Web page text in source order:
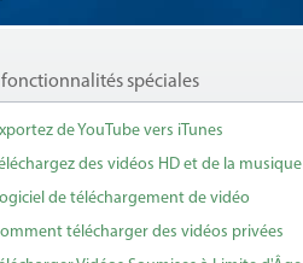
fonctionnalités spéciales
de YouTube vers iTunes
des vidéos HD et de la musique
de téléchargement de vidéo
télécharger des vidéos privées